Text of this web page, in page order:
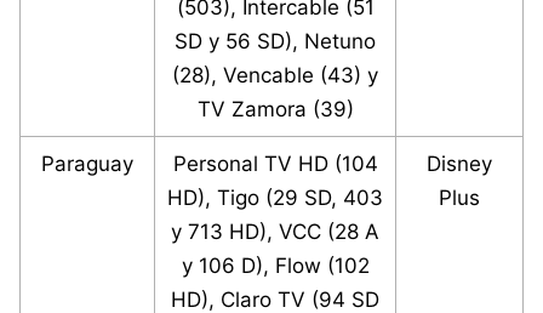
(503), Intercable (51
SD y 56 SD), Netuno
(28), Vencable (43) y
TV Zamora (39)
Paraguay
Personal TV HD (104
HD), Tigo (29 SD, 403
y 713 HD), VCC (28 A
y 106 D), Flow (102
HD), Claro TV (94 SD
Disney
Plus